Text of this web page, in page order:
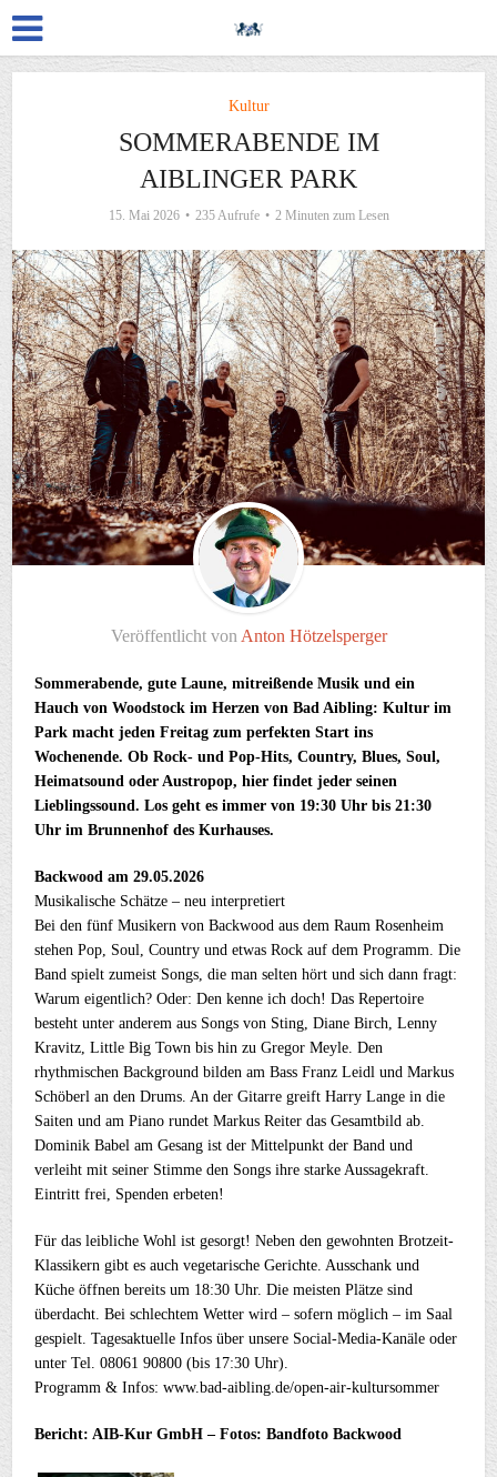
Kultur
SOMMERABENDE IM
AIBLINGER PARK
15. Mai 2026 235 Aufrufe 2 Minuten zum Lesen
Veröffentlicht von Anton Hötzelsperger
Sommerabende, gute Laune, mitreißende Musik und ein
Hauch von Woodstock im Herzen von Bad Aibling: Kultur im
Park macht jeden Freitag zum perfekten Start ins
Wochenende. Ob Rock- und Pop-Hits, Country, Blues, Soul,
Heimatsound oder Austropop, hier findet jeder seinen
Lieblingssound. Los geht es immer von 19:30 Uhr bis 21:30
Uhr im Brunnenhof des Kurhauses.
Backwood am 29.05.2026
Musikalische Schätze – neu interpretiert
Bei den fünf Musikern von Backwood aus dem Raum Rosenheim
stehen Pop, Soul, Country und etwas Rock auf dem Programm. Die
Band spielt zumeist Songs, die man selten hört und sich dann fragt:
Warum eigentlich? Oder: Den kenne ich doch! Das Repertoire
besteht unter anderem aus Songs von Sting, Diane Birch, Lenny
Kravitz, Little Big Town bis hin zu Gregor Meyle. Den
rhythmischen Background bilden am Bass Franz Leidl und Markus
Schöberl an den Drums. An der Gitarre greift Harry Lange in die
Saiten und am Piano rundet Markus Reiter das Gesamtbild ab.
Dominik Babel am Gesang ist der Mittelpunkt der Band und
verleiht mit seiner Stimme den Songs ihre starke Aussagekraft.
Eintritt frei, Spenden erbeten!
Für das leibliche Wohl ist gesorgt! Neben den gewohnten Brotzeit-
Klassikern gibt es auch vegetarische Gerichte. Ausschank und
Küche öffnen bereits um 18:30 Uhr. Die meisten Plätze sind
überdacht. Bei schlechtem Wetter wird – sofern möglich – im Saal
gespielt. Tagesaktuelle Infos über unsere Social-Media-Kanäle oder
unter Tel. 08061 90800 (bis 17:30 Uhr).
Programm & Infos: www.bad-aibling.de/open-air-kultursommer
Bericht: AIB-Kur GmbH – Fotos: Bandfoto Backwood